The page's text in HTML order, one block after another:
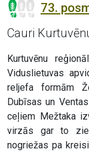
73.
Cauri
Kurtuvēnu
Viduslietuvas
reljefa formām
Dubīsas un
ceļiem Mežtaka
virzās gar to
nogriežas pa